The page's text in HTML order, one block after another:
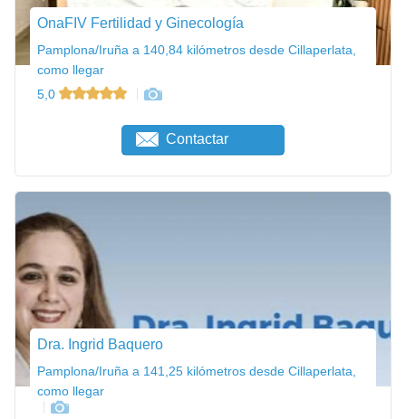
OnaFIV Fertilidad y Ginecología
Pamplona/Iruña a 140,84 kilómetros desde Cillaperlata,
como llegar
5,0
Contactar
Dra. Ingrid Baquero
Pamplona/Iruña a 141,25 kilómetros desde Cillaperlata,
como llegar